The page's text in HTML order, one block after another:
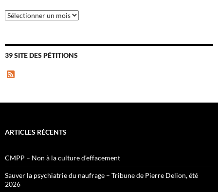
Archives
39 SITE DES PÉTITIONS
ARTICLES RÉCENTS
CMPP – Non à la culture d’effacement
Sauver la psychiatrie du naufrage – Tribune de Pierre Delion, été
2026